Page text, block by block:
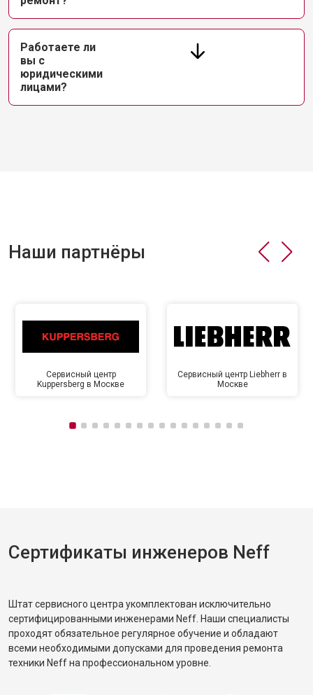
Работаете ли
вы с
юридическими
лицами?
Наши партнёры
Сервисный центр
Kuppersberg в Москве
Сервисный центр Liebherr в
Москве
Сертификаты инженеров Neff
Штат сервисного центра укомплектован исключительно
сертифицированными инженерами Neff. Наши специалисты
проходят обязательное регулярное обучение и обладают
всеми необходимыми допусками для проведения ремонта
техники Neff на профессиональном уровне.